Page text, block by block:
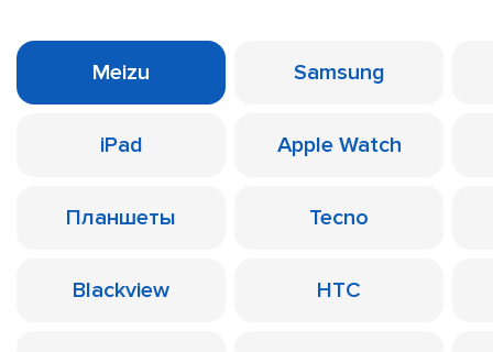
Meizu Samsung
iPad Apple Watch
Планшеты Tecno
Blackview HTC